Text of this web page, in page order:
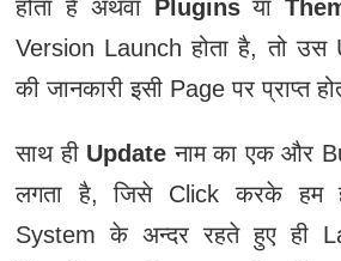
होता है अथवा Pluginsया
Version Launch होता है, तो उस
की जानकारी इसी Page पर प्राप्त
साथ हीUpdateनाम का एक और
लगता है, जिसे Click करके हम
System के अन्दर रहते हुए ही